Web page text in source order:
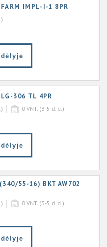
IMPL-I-1 8PR
306 TL 4PR
0 VNT. (3-5 d. d.)
55-16) BKT AW702
0 VNT. (3-5 d. d.)